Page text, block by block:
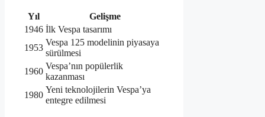
Yıl
Gelişme
1946 İlk Vespa tasarımı
1953
Vespa 125 modelinin piyasaya
sürülmesi
1960
Vespa’nın popülerlik
kazanması
1980
Yeni teknolojilerin Vespa’ya
entegre edilmesi